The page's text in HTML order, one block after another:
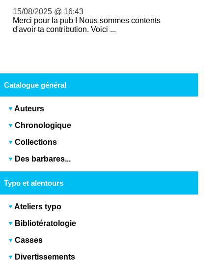
15/08/2025 @ 16:43
Merci pour la pub ! Nous sommes contents
d'avoir ta contribution. Voici ...
Catalogue général
Auteurs
Chronologique
Collections
Des barbares...
Typo et alentours
Ateliers typo
Bibliotératologie
Casses
Divertissements